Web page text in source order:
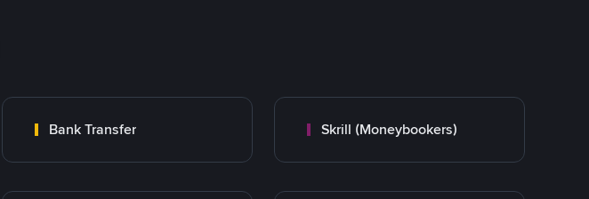
Bank Transfer Skrill (Moneybookers)